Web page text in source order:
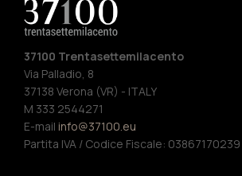
37100 Trentasettemilacento
Via Palladio, 8
37138 Verona (VR) - ITALY
M 333 2544271
E-mail info@37100.eu
Partita IVA / Codice Fiscale: 03867170239